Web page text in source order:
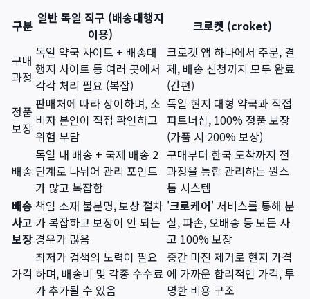
구분 일반 독일 직구 (배송대행지
이용)
크로켓 (croket)
구매
과정
독일 약국 사이트 + 배송대
행지 사이트 등 여러 곳에서
각각 처리 필요 (복잡)
크로켓 앱 하나에서 주문, 결
제, 배송 신청까지 모두 완료
(간편)
정품
보장
판매처에 따라 상이하며, 소
비자 본인이 직접 확인하고
위험 부담
독일 현지 대형 약국과 직접
파트너십, 100% 정품 보장
(가품 시 200% 보상)
배송
독일 내 배송 + 국제 배송 2
단계로 나뉘어 관리 포인트
가 많고 복잡함
구매부터 한국 도착까지 전
과정을 통합 관리하는 원스
톱 시스템
배송
사고
보장
책임 소재 불분명, 보상 절차
가 복잡하고 보장이 안 되는
경우가 많음
'크로케어' 서비스를 통해 분
실, 파손, 오배송 등 모든 사
고 100% 보장
가격
최저가 검색의 노력이 필요
하며, 배송비 및 각종 수수료
가 추가될 수 있음
중간 마진 제거로 현지 가격
에 가까운 합리적인 가격, 투
명한 비용 구조